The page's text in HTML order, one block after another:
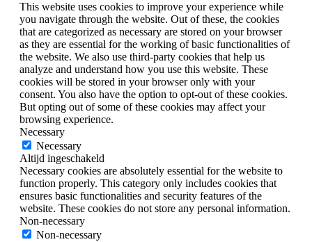
This website uses cookies to improve your experience while
you navigate through the website. Out of these, the cookies
that are categorized as necessary are stored on your browser
as they are essential for the working of basic functionalities of
the website. We also use third-party cookies that help us
analyze and understand how you use this website. These
cookies will be stored in your browser only with your
consent. You also have the option to opt-out of these cookies.
But opting out of some of these cookies may affect your
browsing experience.
Necessary
Necessary
Altijd ingeschakeld
Necessary cookies are absolutely essential for the website to
function properly. This category only includes cookies that
ensures basic functionalities and security features of the
website. These cookies do not store any personal information.
Non-necessary
Non-necessary